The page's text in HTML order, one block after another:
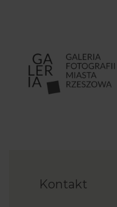
Kontakt